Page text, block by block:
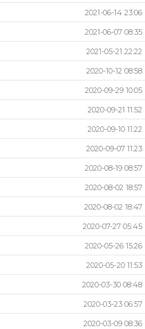
2021-06-14 23:06
2021-06-07 08:35
2021-05-21 22:22
2020-10-12 08:58
2020-09-29 10:05
2020-09-21 11:52
2020-09-10 11:22
2020-09-07 11:23
2020-08-19 08:57
2020-08-02 18:57
2020-08-02 18:47
2020-07-27 05:45
2020-05-26 15:26
2020-05-20 11:53
2020-03-30 08:48
2020-03-23 06:57
2020-03-09 08:36